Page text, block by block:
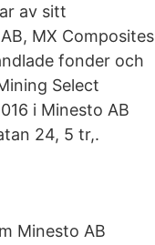
av sitt
MX Composites
fonder och
Select
i Minesto AB
24, 5 tr,.
Minesto AB